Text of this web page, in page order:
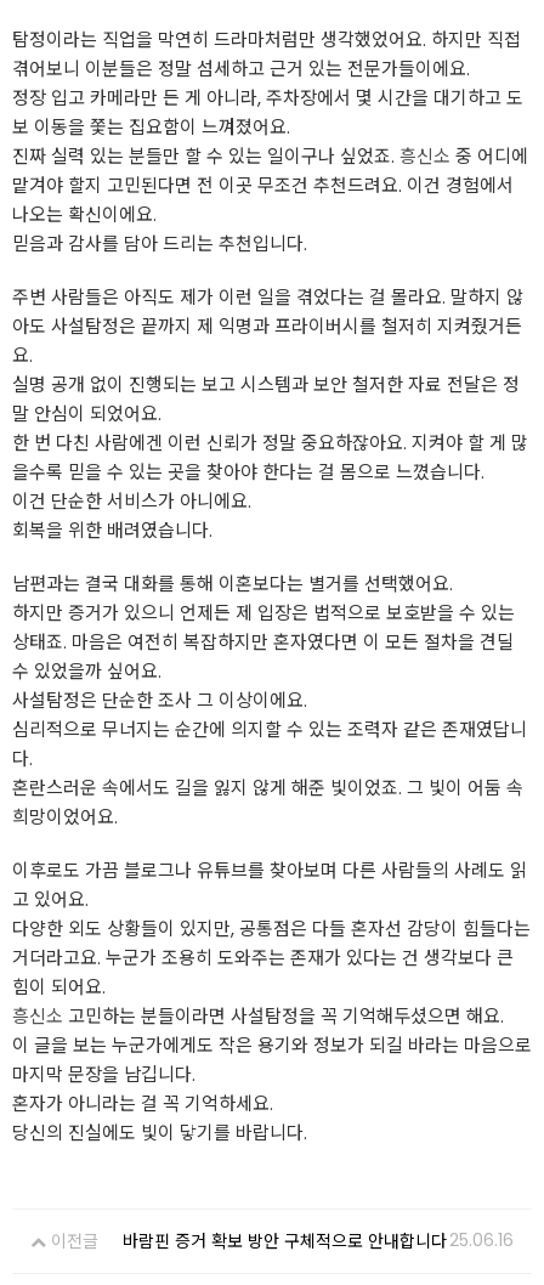
탐정이라는 직업을 막연히 드라마처럼만 생각했었어요. 하지만 직접
겪어보니 이분들은 정말 섬세하고 근거 있는 전문가들이에요.
정장 입고 카메라만 든 게 아니라, 주차장에서 몇 시간을 대기하고 도
보 이동을 쫓는 집요함이 느껴졌어요.
진짜 실력 있는 분들만 할 수 있는 일이구나 싶었죠. 흥신소 중 어디에
맡겨야 할지 고민된다면 전 이곳 무조건 추천드려요. 이건 경험에서
나오는 확신이에요.
믿음과 감사를 담아 드리는 추천입니다.
주변 사람들은 아직도 제가 이런 일을 겪었다는 걸 몰라요. 말하지 않
아도 사설탐정은 끝까지 제 익명과 프라이버시를 철저히 지켜줬거든
요.
실명 공개 없이 진행되는 보고 시스템과 보안 철저한 자료 전달은 정
말 안심이 되었어요.
한 번 다친 사람에겐 이런 신뢰가 정말 중요하잖아요. 지켜야 할 게 많
을수록 믿을 수 있는 곳을 찾아야 한다는 걸 몸으로 느꼈습니다.
이건 단순한 서비스가 아니에요.
회복을 위한 배려였습니다.
남편과는 결국 대화를 통해 이혼보다는 별거를 선택했어요.
하지만 증거가 있으니 언제든 제 입장은 법적으로 보호받을 수 있는
상태죠. 마음은 여전히 복잡하지만 혼자였다면 이 모든 절차을 견딜
수 있었을까 싶어요.
사설탐정은 단순한 조사 그 이상이에요.
심리적으로 무너지는 순간에 의지할 수 있는 조력자 같은 존재였답니
다.
혼란스러운 속에서도 길을 잃지 않게 해준 빛이었죠. 그 빛이 어둠 속
희망이었어요.
이후로도 가끔 블로그나 유튜브를 찾아보며 다른 사람들의 사례도 읽
고 있어요.
다양한 외도 상황들이 있지만, 공통점은 다들 혼자선 감당이 힘들다는
거더라고요. 누군가 조용히 도와주는 존재가 있다는 건 생각보다 큰
힘이 되어요.
흥신소 고민하는 분들이라면 사설탐정을 꼭 기억해두셨으면 해요.
이 글을 보는 누군가에게도 작은 용기와 정보가 되길 바라는 마음으로
마지막 문장을 남깁니다.
혼자가 아니라는 걸 꼭 기억하세요.
당신의 진실에도 빛이 닿기를 바랍니다.
이전글 바람핀 증거 확보 방안 구체적으로 안내합니다25.06.16